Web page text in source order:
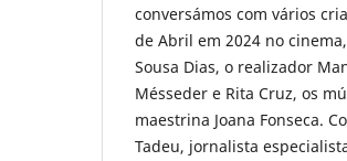
conversámos com vários
de Abril em 2024 no
Sousa Dias, o realizador
Mésseder e Rita Cruz, os
maestrina Joana Fonseca.
Tadeu, jornalista